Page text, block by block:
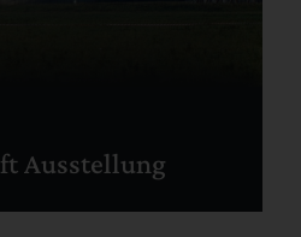
Ausstellung